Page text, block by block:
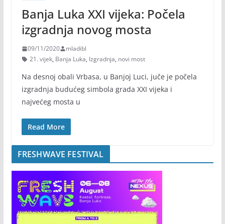
Banja Luka XXI vijeka: Počela
izgradnja novog mosta
09/11/2020
mladibl
21. vijek, Banja Luka, Izgradnja, novi most
Na desnoj obali Vrbasa, u Banjoj Luci, juče je počela
izgradnja budućeg simbola grada XXI vijeka i
najvećeg mosta u
Read More
FRESHWAVE FESTIVAL